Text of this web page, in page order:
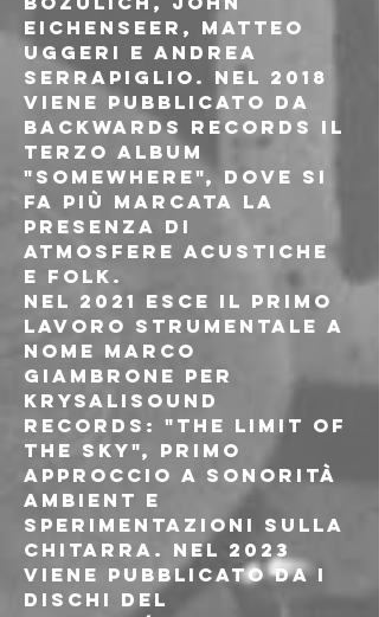
Eichenseer, Matteo
Uggeri e Andrea
Serrapiglio. Nel 2018
viene pubblicato da
Backwards Records il
terzo album
"Somewhere", dove si
fa più marcata la
presenza di
atmosfere acustiche
e folk.
Nel 2021 esce il primo
lavoro strumentale a
nome Marco
Giambrone per
Krysalisound
Records: "The Limit Of
The Sky", primo
approccio a sonorità
ambient e
sperimentazioni sulla
chitarra. Nel 2023
viene pubblicato da I
Dischi del